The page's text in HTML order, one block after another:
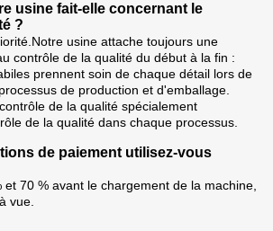
usine fait-elle concernant le
?
usine attache toujours une
contrôle de la qualité du début à la fin :
prennent soin de chaque détail lors de
de production et d'emballage.
de la qualité spécialement
de la qualité dans chaque processus.
de paiement utilisez-vous
et 70 % avant le chargement de la machine,
vue.